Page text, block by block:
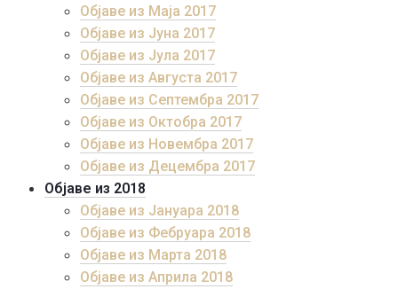
Објаве из Маја 2017
Објаве из Јуна 2017
Објаве из Јула 2017
Објаве из Августа 2017
Објаве из Септембра 2017
Објаве из Октобра 2017
Објаве из Новембра 2017
Објаве из Децембра 2017
Објаве из 2018
Објаве из Јануара 2018
Објаве из Фебруара 2018
Објаве из Марта 2018
Објаве из Априла 2018